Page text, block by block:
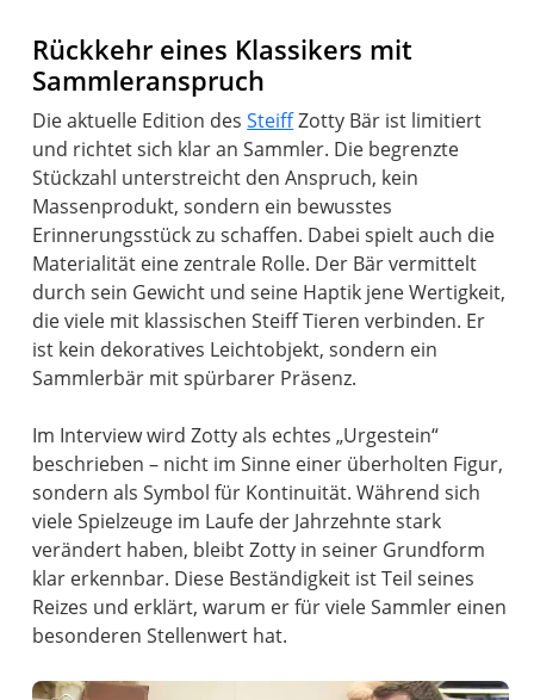
Rückkehr eines Klassikers mit
Sammleranspruch
Die aktuelle Edition desSteiffZotty Bär ist limitiert
und richtet sich klar an Sammler. Die begrenzte
Stückzahl unterstreicht den Anspruch, kein
Massenprodukt, sondern ein bewusstes
Erinnerungsstück zu schaffen. Dabei spielt auch die
Materialität eine zentrale Rolle. Der Bär vermittelt
durch sein Gewicht und seine Haptik jene Wertigkeit,
die viele mit klassischen Steiff Tieren verbinden. Er
ist kein dekoratives Leichtobjekt, sondern ein
Sammlerbär mit spürbarer Präsenz.
Im Interview wird Zotty als echtes „Urgestein“
beschrieben – nicht im Sinne einer überholten Figur,
sondern als Symbol für Kontinuität. Während sich
viele Spielzeuge im Laufe der Jahrzehnte stark
verändert haben, bleibt Zotty in seiner Grundform
klar erkennbar. Diese Beständigkeit ist Teil seines
Reizes und erklärt, warum er für viele Sammler einen
besonderen Stellenwert hat.